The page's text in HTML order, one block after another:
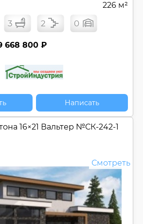
226 м²
3 2 0
668 800 ₽
Написать
16×21 Вальтер №СК-242-1
Смотреть